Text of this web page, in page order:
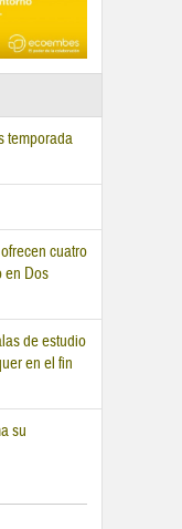
temporada
cuatro
en Dos
de estudio
en el fin
su